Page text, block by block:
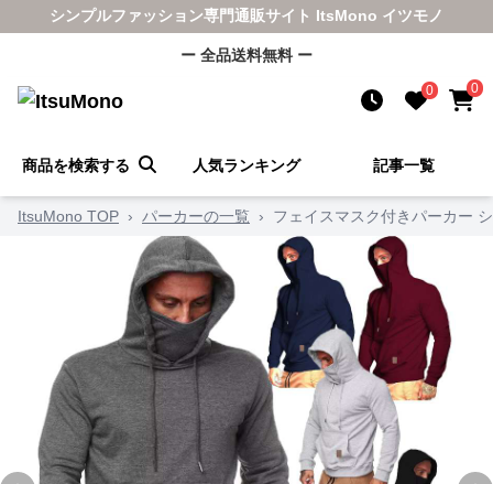
シンプルファッション専門通販サイト ItsMono イツモノ
ー 全品送料無料 ー
0 0
商品を検索する 人気ランキング 記事一覧
ItsuMono TOP › パーカーの一覧 › フェイスマスク付きパーカー